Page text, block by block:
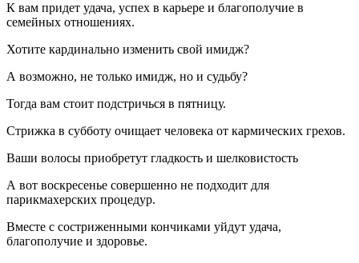
К вам придет удача, успех в карьере и благополучие в
семейных отношениях.
Хотите кардинально изменить свой имидж?
А возможно, не только имидж, но и судьбу?
Тогда вам стоит подстричься в пятницу.
Стрижка в субботу очищает человека от кармических грехов.
Ваши волосы приобретут гладкость и шелковистость
А вот воскресенье совершенно не подходит для
парикмахерских процедур.
Вместе с состриженными кончиками уйдут удача,
благополучие и здоровье.